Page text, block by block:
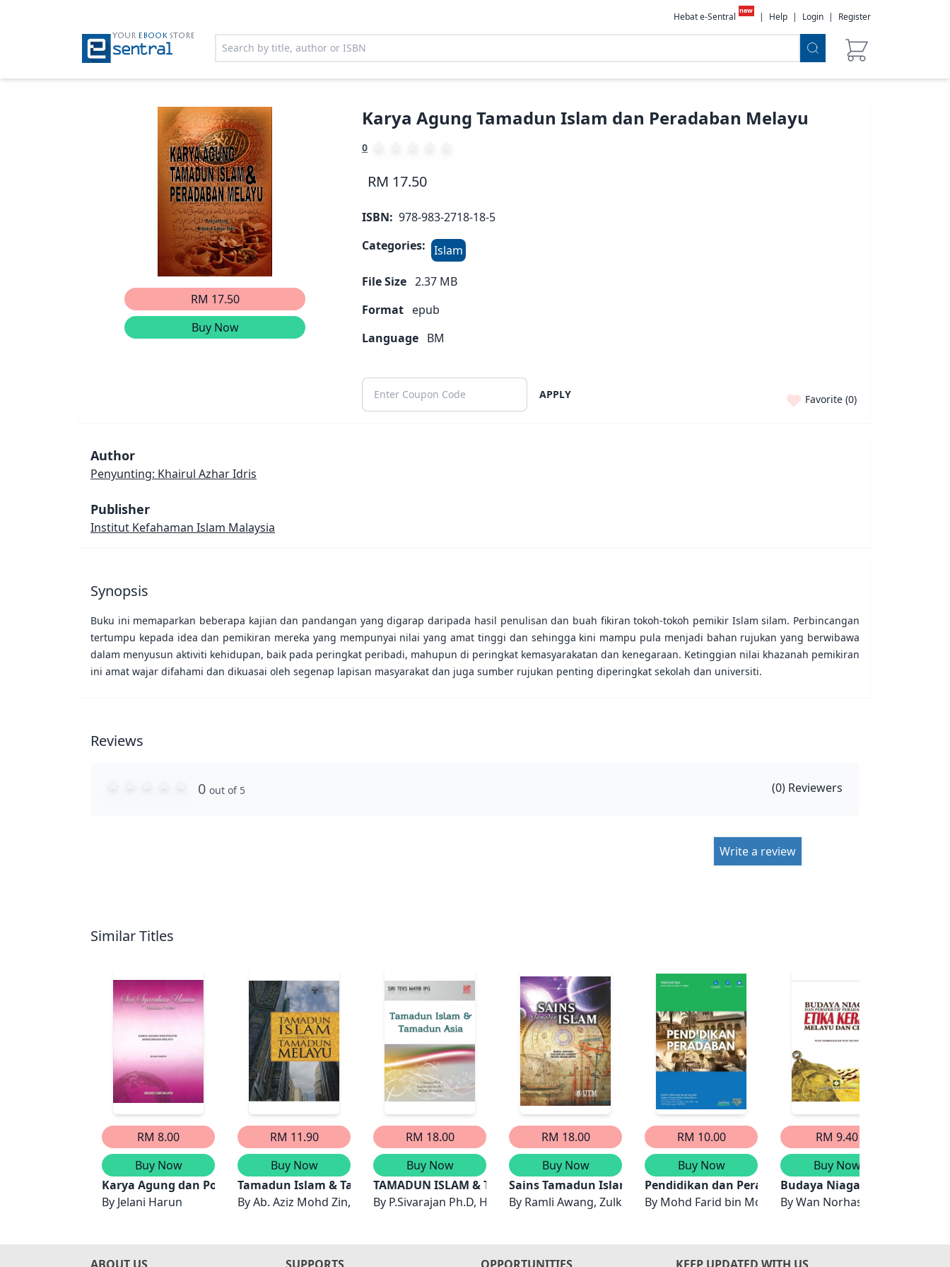
Hebat e-Sentral
new
| Help | Login | Register
YOUR EBOOK STORE
RM 17.50
Buy Now
Karya Agung Tamadun Islam dan Peradaban Melayu
0
RM 17.50
ISBN: 978-983-2718-18-5
Categories: Islam
File Size 2.37 MB
Format epub
Language BM
APPLY Favorite (0)
Author
Penyunting: Khairul Azhar Idris
Publisher
Institut Kefahaman Islam Malaysia
Synopsis
Buku ini memaparkan beberapa kajian dan pandangan yang digarap daripada hasil penulisan dan buah fikiran tokoh-tokoh pemikir Islam silam. Perbincangan
tertumpu kepada idea dan pemikiran mereka yang mempunyai nilai yang amat tinggi dan sehingga kini mampu pula menjadi bahan rujukan yang berwibawa
dalam menyusun aktiviti kehidupan, baik pada peringkat peribadi, mahupun di peringkat kemasyarakatan dan kenegaraan. Ketinggian nilai khazanah pemikiran
ini amat wajar difahami dan dikuasai oleh segenap lapisan masyarakat dan juga sumber rujukan penting diperingkat sekolah dan universiti.
Reviews
0 out of 5 (0) Reviewers
Write a review
Similar Titles
RM 8.00
Buy Now
Karya Agung dan Politik Kenegaraan Melayu
By Jelani Harun
RM 11.90
Buy Now
Tamadun Islam & Tamadun Melayu
ByAb. Aziz Mohd Zin, et al.
RM 18.00
Buy Now
TAMADUN ISLAM & TAMADUN ASIA
By P.Sivarajan Ph.D, Hamdan Bin Aziz Ph.D, Md Zuki Bin Hashim
RM 18.00
Buy Now
Sains Tamadun Islam
By Ramli Awang, Zulkiflee Haron & Mohd Nasir Ripin
RM 10.00
Buy Now
Pendidikan dan Peradaban
By Mohd Farid bin Mohd Shahran
RM 9.40
Buy Now
Budaya Niaga Dan
ByWan Norhasniah Wan Husin